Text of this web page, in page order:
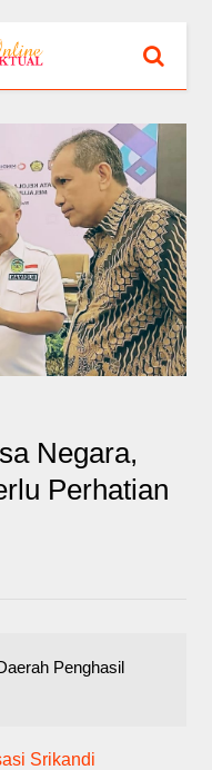
Negara,
Perhatian
Penghasil
Srikandi